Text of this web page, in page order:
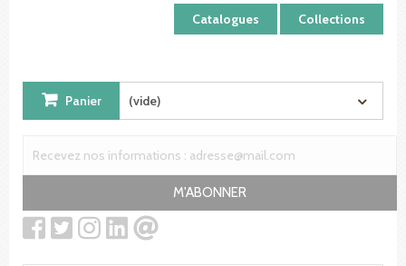
Catalogues Collections
Panier (vide)
M'ABONNER